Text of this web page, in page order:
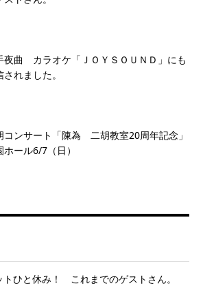
夜曲 カラオケ「ＪＯＹＳＯＵＮＤ」にも
されました。
コンサート「陳為 二胡教室20周年記念」
ホール6/7（日）
ひと休み！ これまでのゲストさん。